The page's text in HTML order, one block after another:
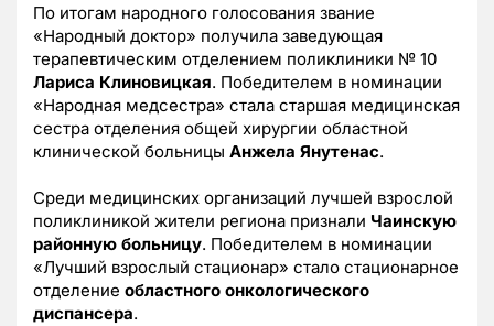
По итогам народного голосования звание
«Народный доктор» получила заведующая
терапевтическим отделением поликлиники № 10
Лариса Клиновицкая. Победителем в номинации
«Народная медсестра» стала старшая медицинская
сестра отделения общей хирургии областной
клинической больницы Анжела Янутенас.
Среди медицинских организаций лучшей взрослой
поликлиникой жители региона признали Чаинскую
районную больницу. Победителем в номинации
«Лучший взрослый стационар» стало стационарное
отделение областного онкологического
диспансера.